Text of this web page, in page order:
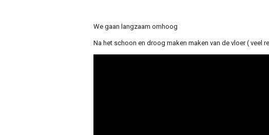
We gaan langzaam omhoog
Na het schoon en droog maken maken van de vloer ( veel